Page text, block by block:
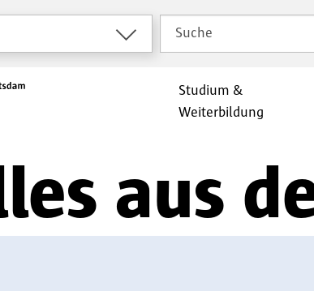
Suche
Studium &
Weiterbildung
aus